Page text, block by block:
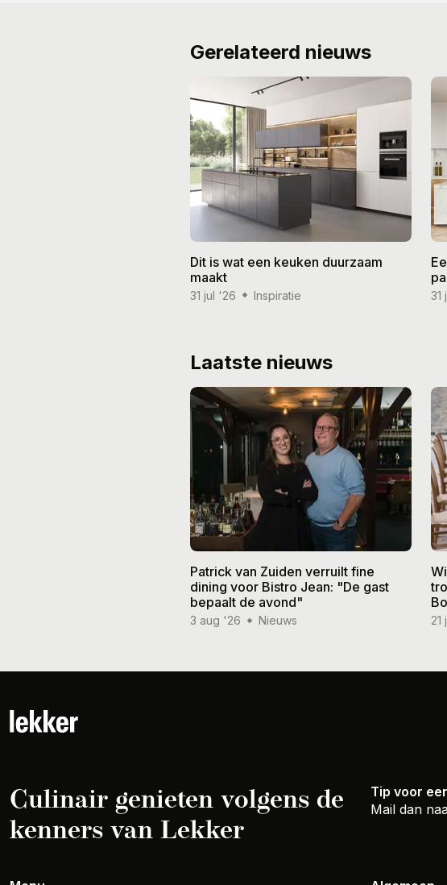
Gerelateerd nieuws
Dit is wat een keuken duurzaam
maakt
31 jul '26 Inspiratie 31
Laatste nieuws
Patrick van Zuiden verruilt fine
dining voor Bistro Jean: "De gast
bepaalt de avond"
3 aug '26 Nieuws 21
Culinair genieten volgens de
kenners van Lekker
Tip voor
Mail dan